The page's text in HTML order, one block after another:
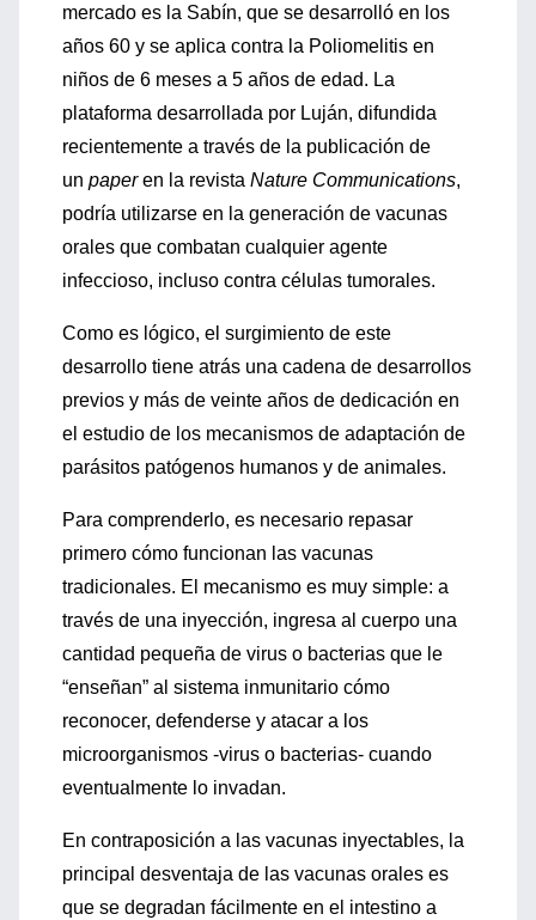
mercado es la Sabín, que se desarrolló en los
años 60 y se aplica contra la Poliomelitis en
niños de 6 meses a 5 años de edad. La
plataforma desarrollada por Luján, difundida
recientemente a través de la publicación de
un paperen la revista Nature Communications,
podría utilizarse en la generación de vacunas
orales que combatan cualquier agente
infeccioso, incluso contra células tumorales.
Como es lógico, el surgimiento de este
desarrollo tiene atrás una cadena de desarrollos
previos y más de veinte años de dedicación en
el estudio de los mecanismos de adaptación de
parásitos patógenos humanos y de animales.
Para comprenderlo, es necesario repasar
primero cómo funcionan las vacunas
tradicionales. El mecanismo es muy simple: a
través de una inyección, ingresa al cuerpo una
cantidad pequeña de virus o bacterias que le
“enseñan” al sistema inmunitario cómo
reconocer, defenderse y atacar a los
microorganismos -virus o bacterias- cuando
eventualmente lo invadan.
En contraposición a las vacunas inyectables, la
principal desventaja de las vacunas orales es
que se degradan fácilmente en el intestino a